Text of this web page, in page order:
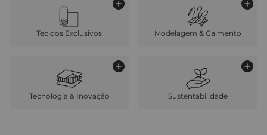
Tecidos Exclusivos Modelagem & Caimento
Tecnologia & Inovação Sustentabilidade